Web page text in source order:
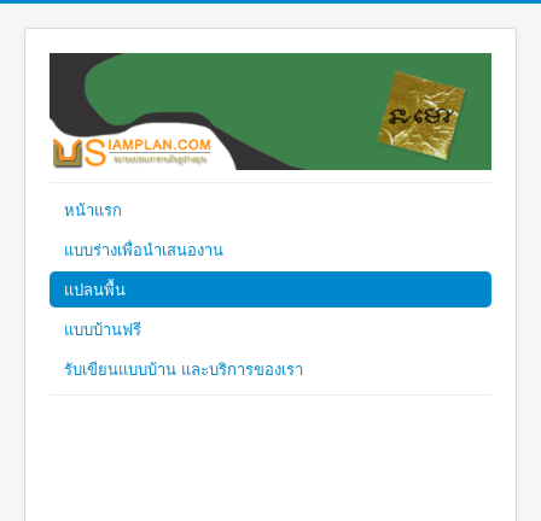
หน้าแรก
แบบร่างเพื่อนำเสนองาน
แปลนพื้น
แบบบ้านฟรี
รับเขียนแบบบ้าน และบริการของเรา